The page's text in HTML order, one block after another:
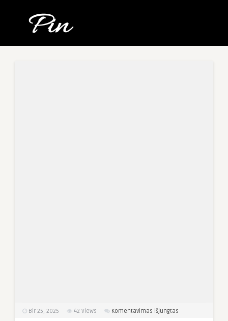
Bir 25, 2025 42 Views Komentavimas išjungtas